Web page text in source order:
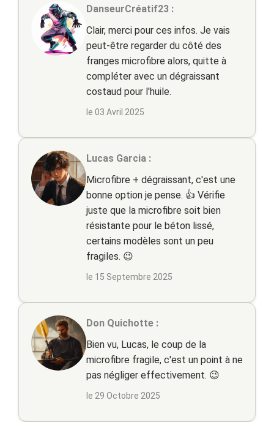
DanseurCréatif23 :
Clair, merci pour ces infos. Je vais
peut-être regarder du côté des
franges microfibre alors, quitte à
compléter avec un dégraissant
costaud pour l'huile.
le 03 Avril 2025
Lucas Garcia :
Microfibre + dégraissant, c'est une
bonne option je pense. 👍 Vérifie
juste que la microfibre soit bien
résistante pour le béton lissé,
certains modèles sont un peu
fragiles. 😉
le 15 Septembre 2025
Don Quichotte :
Bien vu, Lucas, le coup de la
microfibre fragile, c'est un point à ne
pas négliger effectivement. 😉
le 29 Octobre 2025